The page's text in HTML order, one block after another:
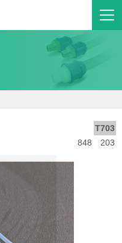
T703
848 203